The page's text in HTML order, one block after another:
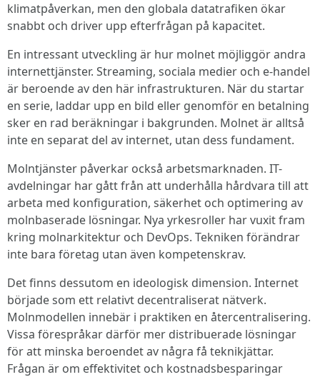
klimatpåverkan, men den globala datatrafiken ökar
snabbt och driver upp efterfrågan på kapacitet.
En intressant utveckling är hur molnet möjliggör andra
internet­tjänster. Streaming, sociala medier och e-handel
är beroende av den här infrastrukturen. När du startar
en serie, laddar upp en bild eller genomför en betalning
sker en rad beräkningar i bakgrunden. Molnet är alltså
inte en separat del av internet, utan dess fundament.
Molntjänster påverkar också arbetsmarknaden. IT-
avdelningar har gått från att underhålla hårdvara till att
arbeta med konfiguration, säkerhet och optimering av
molnbaserade lösningar. Nya yrkesroller har vuxit fram
kring molnarkitektur och DevOps. Tekniken förändrar
inte bara företag utan även kompetenskrav.
Det finns dessutom en ideologisk dimension. Internet
började som ett relativt decentraliserat nätverk.
Molnmodellen innebär i praktiken en återcentralisering.
Vissa förespråkar därför mer distribuerade lösningar
för att minska beroendet av några få teknikjättar.
Frågan är om effektivitet och kostnadsbesparingar